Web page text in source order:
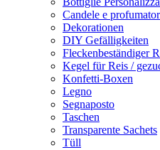
Candele e
Dekorationen
DIY Gefälligkeiten
Fleckenbeständiger
Kegel für Reis /
Konfetti-Boxen
Legno
Segnaposto
Taschen
Transparente Sachets
Tüll